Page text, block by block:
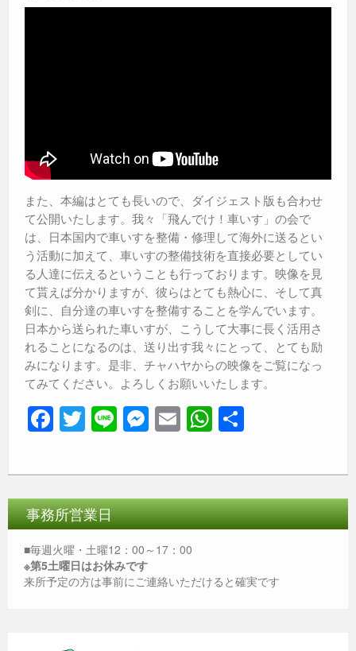
また、本編はとても長いので、ダイジェスト版も合わせ
て公開いたします。我々「飛んでけ！車いす」の会で
は、日本国内で車いすを整備・修理して海外に送るとい
う活動に加えて、車いすの整備技術を直接必要としてい
る人達に伝えるということも行っております。映像を見
て貰えば分かりますが、彼らはとても熱心に、そして真
剣に、自分達の車いすを整備することを学んでいます。
日本から送られた車いすが、こうして大事に長く活用さ
れることになるのは、送り出す我々にとって、とても励
みになります。是非、チャハヤからの映像をご覧になっ
てみてください。よろしくお願いいたします。
F
a
c
e
b
o
o
k
T
wi
tt
er
Li
n
e
M
e
ss
e
n
g
er
E
m
ail
W
h
at
s
A
p
事務所営業日
■毎週火曜・土曜12：00～17：00
※第5土曜日はお休みです
来所予定の方は事前にご連絡いただけると確実です